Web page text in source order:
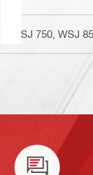
WSJ 750, WSJ